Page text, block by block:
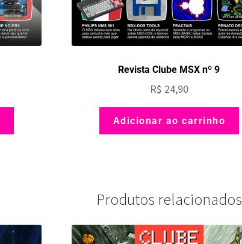
Revista Clube MSX nº 9
R$ 24,90
Adicionar ao carrinho
Produtos relacionados